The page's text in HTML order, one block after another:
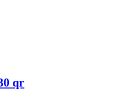
qr